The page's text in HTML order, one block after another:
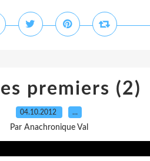
premiers (2)
04.10.2012 …
Par Anachronique Val